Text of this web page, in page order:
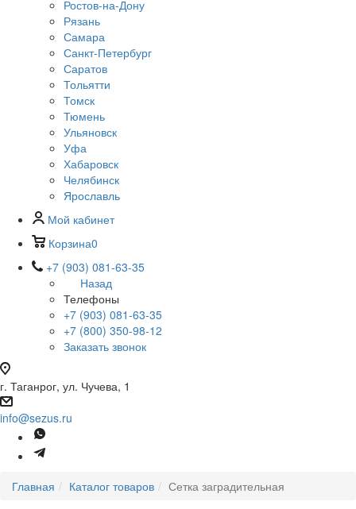
Ростов-на-Дону
Рязань
Самара
Санкт-Петербург
Саратов
Тольятти
Томск
Тюмень
Ульяновск
Уфа
Хабаровск
Челябинск
Ярославль
Мой кабинет
Корзина0
+7 (903) 081-63-35
Назад
Телефоны
+7 (903) 081-63-35
+7 (800) 350-98-12
Заказать звонок
г. Таганрог, ул. Чучева, 1
info@sezus.ru
Главная Каталог товаров Сетка заградительная